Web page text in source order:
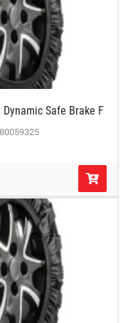
Dynamic Safe Brake F